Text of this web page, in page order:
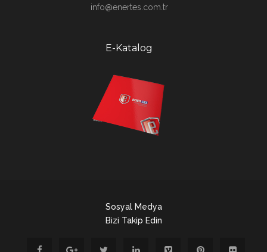
info@enertes.com.tr
E-Katalog
Sosyal Medya
Bizi Takip Edin